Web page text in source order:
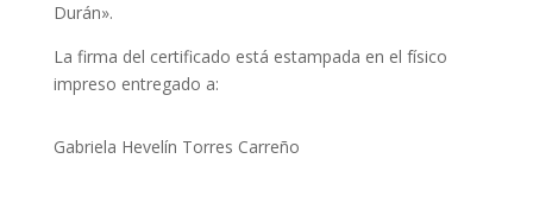
Durán».
La firma del certificado está estampada en el físico
impreso entregado a:
Gabriela Hevelín Torres Carreño